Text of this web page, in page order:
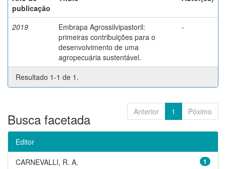
publicação
2019
Embrapa Agrossilvipastoril:
primeiras contribuições para o
desenvolvimento de uma
agropecuária sustentável.
-
Resultado 1-1 de 1.
Anterior 1 Póximo
Busca facetada
Editor
1
CARNEVALLI, R. A.